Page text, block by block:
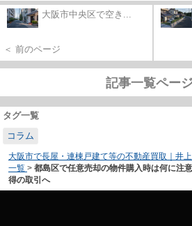
大阪市中央区で空き...
＜ 前のページ
記事一覧ペー
タグ一覧
コラム
大阪市で長屋・連棟戸建て等の不動産買取｜井
一覧 > 都島区で任意売却の物件購入時は何に注
得の取引へ